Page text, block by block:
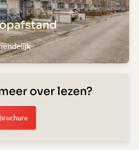
over lezen?